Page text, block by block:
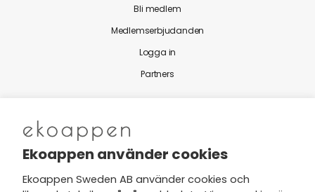
Bli medlem
Medlemserbjudanden
Logga in
Partners
Nytt från Ekoappen
Ekoappen använder cookies
Ekoappen Sweden AB använder cookies och